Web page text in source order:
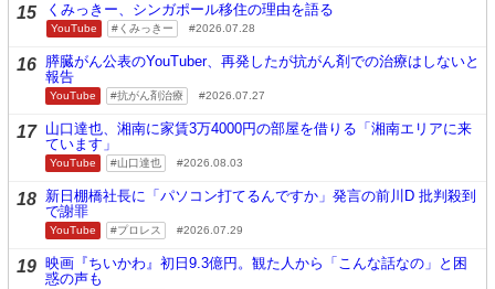
15 くみっきー、シンガポール移住の理由を語る
YouTube くみっきー 2026.07.28
16 膵臓がん公表のYouTuber、再発したが抗がん剤での治療はしないと
報告
YouTube 抗がん剤治療 2026.07.27
17 山口達也、湘南に家賃3万4000円の部屋を借りる「湘南エリアに来
ています」
YouTube 山口達也 2026.08.03
18 新日棚橋社長に「パソコン打てるんですか」発言の前川D 批判殺到
で謝罪
YouTube プロレス 2026.07.29
19 映画『ちいかわ』初日9.3億円。観た人から「こんな話なの」と困
惑の声も